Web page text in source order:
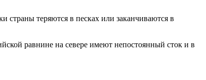
теряются в песках или заканчиваются в
равнине на севере имеют непостоянный сток и в